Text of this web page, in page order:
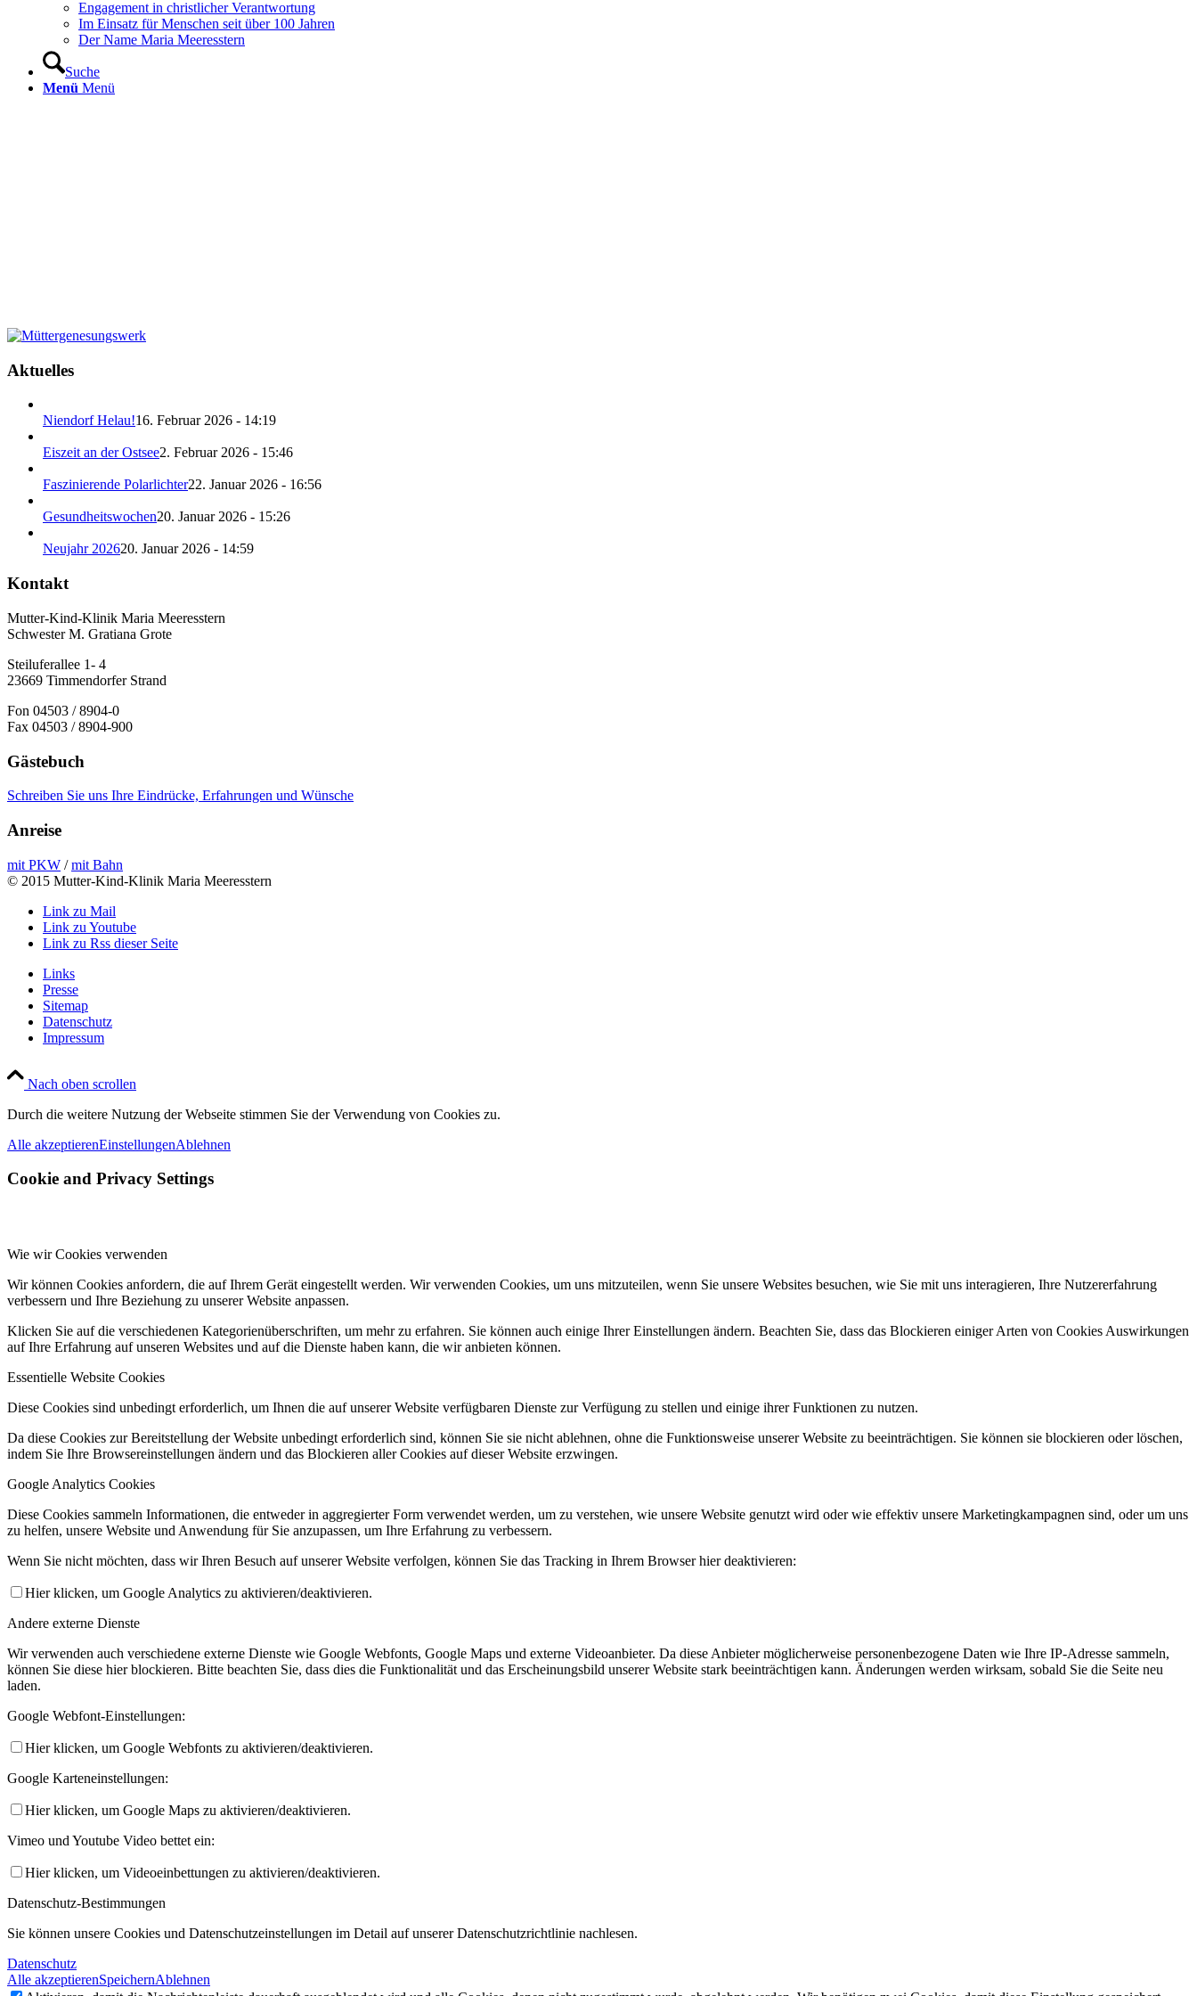
Engagement in christlicher Verantwortung
Im Einsatz für Menschen seit über 100 Jahren
Der Name Maria Meeresstern
Suche
Menü Menü
Aktuelles
Niendorf Helau!16. Februar 2026 - 14:19
Eiszeit an der Ostsee2. Februar 2026 - 15:46
Faszinierende Polarlichter22. Januar 2026 - 16:56
Gesundheitswochen20. Januar 2026 - 15:26
Neujahr 202620. Januar 2026 - 14:59
Kontakt
Mutter-Kind-Klinik Maria Meeresstern
Schwester M. Gratiana Grote
Steiluferallee 1- 4
23669 Timmendorfer Strand
Fon 04503 / 8904-0
Fax 04503 / 8904-900
Gästebuch
Schreiben Sie uns Ihre Eindrücke, Erfahrungen und Wünsche
Anreise
mit PKW /mit Bahn
© 2015 Mutter-Kind-Klinik Maria Meeresstern
Link zu Mail
Link zu Youtube
Link zu Rss dieser Seite
Links
Presse
Sitemap
Datenschutz
Impressum
Nach oben scrollen
Durch die weitere Nutzung der Webseite stimmen Sie der Verwendung von Cookies zu.
Alle akzeptierenEinstellungenAblehnen
Cookie and Privacy Settings
Wie wir Cookies verwenden
Wir können Cookies anfordern, die auf Ihrem Gerät eingestellt werden. Wir verwenden Cookies, um uns mitzuteilen, wenn Sie unsere Websites besuchen, wie Sie mit uns interagieren, Ihre Nutzererfahrung
verbessern und Ihre Beziehung zu unserer Website anpassen.
Klicken Sie auf die verschiedenen Kategorienüberschriften, um mehr zu erfahren. Sie können auch einige Ihrer Einstellungen ändern. Beachten Sie, dass das Blockieren einiger Arten von Cookies Auswirkungen
auf Ihre Erfahrung auf unseren Websites und auf die Dienste haben kann, die wir anbieten können.
Essentielle Website Cookies
Diese Cookies sind unbedingt erforderlich, um Ihnen die auf unserer Website verfügbaren Dienste zur Verfügung zu stellen und einige ihrer Funktionen zu nutzen.
Da diese Cookies zur Bereitstellung der Website unbedingt erforderlich sind, können Sie sie nicht ablehnen, ohne die Funktionsweise unserer Website zu beeinträchtigen. Sie können sie blockieren oder löschen,
indem Sie Ihre Browsereinstellungen ändern und das Blockieren aller Cookies auf dieser Website erzwingen.
Google Analytics Cookies
Diese Cookies sammeln Informationen, die entweder in aggregierter Form verwendet werden, um zu verstehen, wie unsere Website genutzt wird oder wie effektiv unsere Marketingkampagnen sind, oder um uns
zu helfen, unsere Website und Anwendung für Sie anzupassen, um Ihre Erfahrung zu verbessern.
Wenn Sie nicht möchten, dass wir Ihren Besuch auf unserer Website verfolgen, können Sie das Tracking in Ihrem Browser hier deaktivieren:
Hier klicken, um Google Analytics zu aktivieren/deaktivieren.
Andere externe Dienste
Wir verwenden auch verschiedene externe Dienste wie Google Webfonts, Google Maps und externe Videoanbieter. Da diese Anbieter möglicherweise personenbezogene Daten wie Ihre IP-Adresse sammeln,
können Sie diese hier blockieren. Bitte beachten Sie, dass dies die Funktionalität und das Erscheinungsbild unserer Website stark beeinträchtigen kann. Änderungen werden wirksam, sobald Sie die Seite neu
laden.
Google Webfont-Einstellungen:
Hier klicken, um Google Webfonts zu aktivieren/deaktivieren.
Google Karteneinstellungen:
Hier klicken, um Google Maps zu aktivieren/deaktivieren.
Vimeo und Youtube Video bettet ein:
Hier klicken, um Videoeinbettungen zu aktivieren/deaktivieren.
Datenschutz-Bestimmungen
Sie können unsere Cookies und Datenschutzeinstellungen im Detail auf unserer Datenschutzrichtlinie nachlesen.
Datenschutz
Alle akzeptierenSpeichernAblehnen